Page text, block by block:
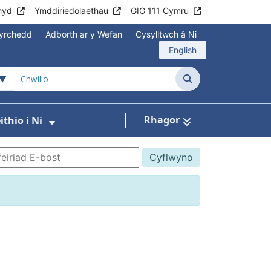
Ymddiriedolaethau GIG 111 Cymru
Adborth ar y Wefan
Cysylltwch â Ni
English
Chwilio
i Ni Rhagor